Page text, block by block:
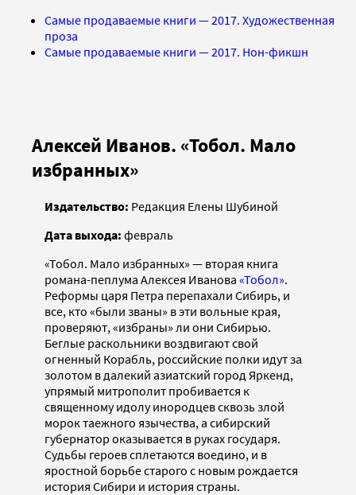
Самые продаваемые книги — 2017. Художественная
проза
Самые продаваемые книги — 2017. Нон-фикшн
Алексей Иванов. «Тобол. Мало
избранных»
Издательство: Редакция Елены Шубиной
Дата выхода: февраль
«Тобол. Мало избранных» — вторая книга
романа-пеплума Алексея Иванова «Тобол».
Реформы царя Петра перепахали Сибирь, и
все, кто «были званы» в эти вольные края,
проверяют, «избраны» ли они Сибирью.
Беглые раскольники воздвигают свой
огненный Корабль, российские полки идут за
золотом в далекий азиатский город Яркенд,
упрямый митрополит пробивается к
священному идолу инородцев сквозь злой
морок таежного язычества, а сибирский
губернатор оказывается в руках государя.
Судьбы героев сплетаются воедино, и в
яростной борьбе старого с новым рождается
история Сибири и история страны.